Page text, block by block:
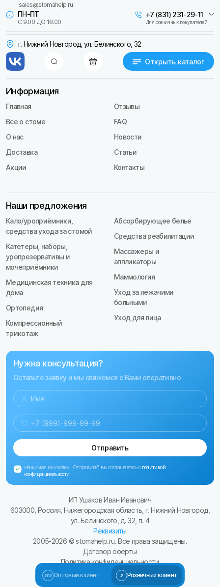
г. Нижний Новгород, ул. Белинского, 32
Открыть каталог
ПН-ПТ
С 9.00 ДО 18.00
+7 (831) 231-29-11
Для розничных покупателей
sales@stomahelp.ru
Информация
Главная
Все о стоме
О нас
Доставка
Акции
Отзывы
FAQ
Новости
Статьи
Контакты
Наши предложения
Кало/уроприёмники,
средства ухода за стомой
Катетеры, наборы,
уропрезервативы и
мочеприёмники
Медицинская техника для
дома
Ортопедия
Компрессионный
трикотаж
Абсорбирующее белье
Средства реабилитации
Массажеры и
аппликаторы
Маммология
Уход за лежачими
больными
Уход для лица
Нужна консультация?
Оставьте заявку и мы свяжемся с Вами оперативно
Отправить
Нажимая на кнопку "Отправить", вы соглашаетесь с политикой
конфиденциальности
ИП Ушаков Иван Иванович
603000, Россия, Нижегородская область, г. Нижний Новгород,
ул. Белинского, д. 32, п. 4
Реквизиты
2005-2026 © stomahelp.ru. Все права защищены.
Договор оферты
Политика конфиденциальности
Сайт разработал Kulibin-it.ru
Оптовый клиент Розничный клиент